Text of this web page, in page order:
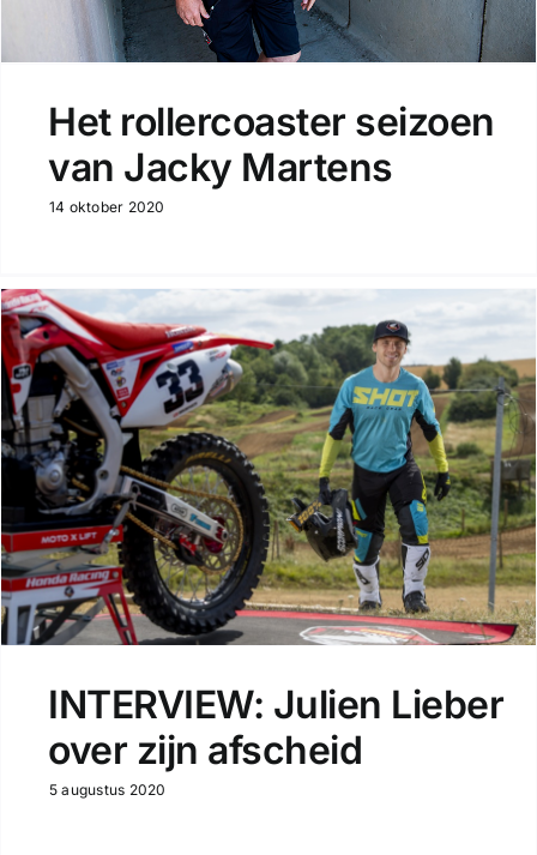
Het rollercoaster seizoen
van Jacky Martens
14 oktober 2020
INTERVIEW: Julien Lieber
over zijn afscheid
5 augustus 2020